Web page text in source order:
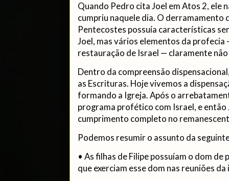
Quando Pedro cita Joel em Atos 2, ele
cumpriu naquele dia. O derramamento
Pentecostes possuía características
Joel, mas vários elementos da profecia
restauração de Israel — claramente
Dentro da compreensão
as Escrituras. Hoje vivemos a
formando a Igreja. Após o
programa profético com Israel, e então
cumprimento completo no
Podemos resumir o assunto da
• As filhas de Filipe possuíam o dom
que exerciam esse dom nas reuniões da